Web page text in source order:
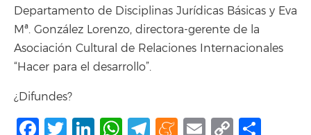
Departamento de Disciplinas Jurídicas Básicas y Eva
Mª. González Lorenzo, directora-gerente de la
Asociación Cultural de Relaciones Internacionales
“Hacer para el desarrollo”.
¿Difundes?
Facebook
Twitter
LinkedIn
WhatsApp
Telegram
Meneame
Email
Copy